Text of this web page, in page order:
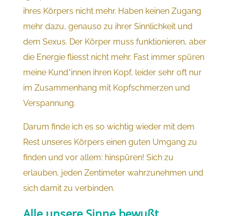
ihres Körpers nicht mehr. Haben keinen Zugang
mehr dazu, genauso zu ihrer Sinnlichkeit und
dem Sexus. Der Körper muss funktionieren, aber
die Energie fliesst nicht mehr. Fast immer spüren
meine Kund*innen ihren Kopf, leider sehr oft nur
im Zusammenhang mit Kopfschmerzen und
Verspannung.
Darum finde ich es so wichtig wieder mit dem
Rest unseres Körpers einen guten Umgang zu
finden und vor allem: hinspüren! Sich zu
erlauben, jeden Zentimeter wahrzunehmen und
sich damit zu verbinden.